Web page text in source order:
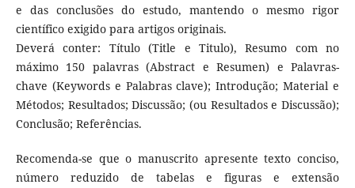
e das conclusões do estudo, mantendo o mesmo rigor
científico exigido para artigos originais.
Deverá conter: Título (Title e Titulo), Resumo com no
máximo 150 palavras (Abstract e Resumen) e Palavras-
chave (Keywords e Palabras clave); Introdução; Material e
Métodos; Resultados; Discussão; (ou Resultados e Discussão);
Conclusão; Referências.
Recomenda-se que o manuscrito apresente texto conciso,
número reduzido de tabelas e figuras e extensão